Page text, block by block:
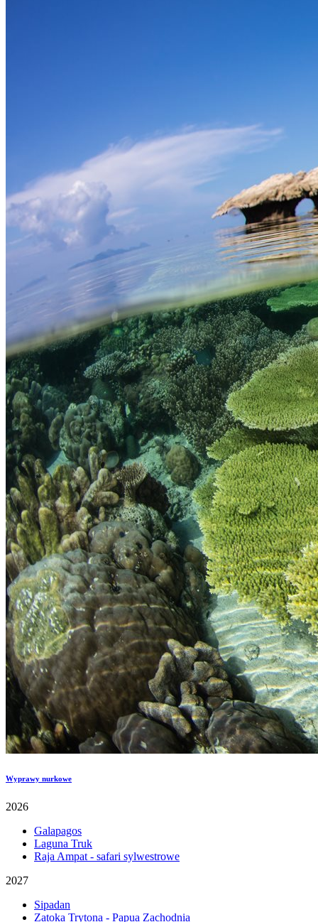
Wyprawy nurkowe
2026
Galapagos
Laguna Truk
Raja Ampat - safari sylwestrowe
2027
Sipadan
Zatoka Trytona - Papua Zachodnia